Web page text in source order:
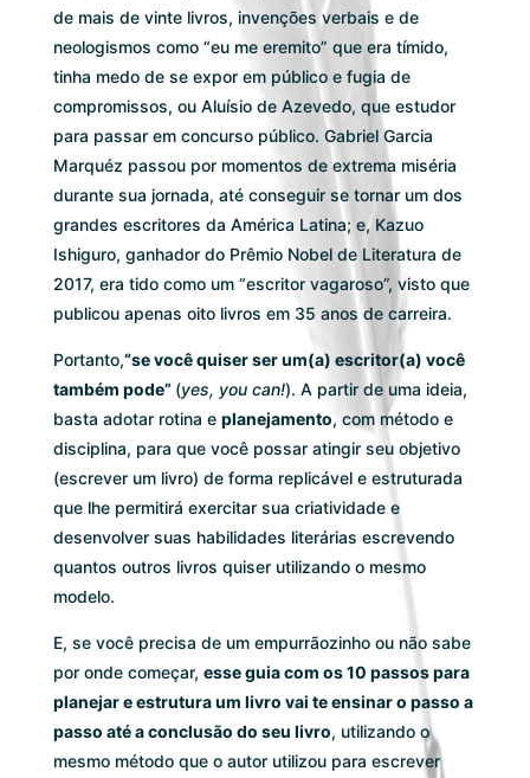
de mais de vinte livros, invenções verbais e de
neologismos como “eu me eremito” que era tímido,
tinha medo de se expor em público e fugia de
compromissos, ou Aluísio de Azevedo, que estudor
para passar em concurso público. Gabriel Garcia
Marquéz passou por momentos de extrema miséria
durante sua jornada, até conseguir se tornar um dos
grandes escritores da América Latina; e, Kazuo
Ishiguro, ganhador do Prêmio Nobel de Literatura de
2017, era tido como um “escritor vagaroso”, visto que
publicou apenas oito livros em 35 anos de carreira.
Portanto,“se você quiser ser um(a) escritor(a) você
também pode” (yes, you can!). A partir de uma ideia,
basta adotar rotina e planejamento, com método e
disciplina, para que você possar atingir seu objetivo
(escrever um livro) de forma replicável e estruturada
que lhe permitirá exercitar sua criatividade e
desenvolver suas habilidades literárias escrevendo
quantos outros livros quiser utilizando o mesmo
modelo.
E, se você precisa de um empurrãozinho ou não sabe
por onde começar, esse guia com os 10 passos para
planejar e estrutura um livro vai te ensinar o passo a
passo até a conclusão do seu livro, utilizando o
mesmo método que o autor utilizou para escrever